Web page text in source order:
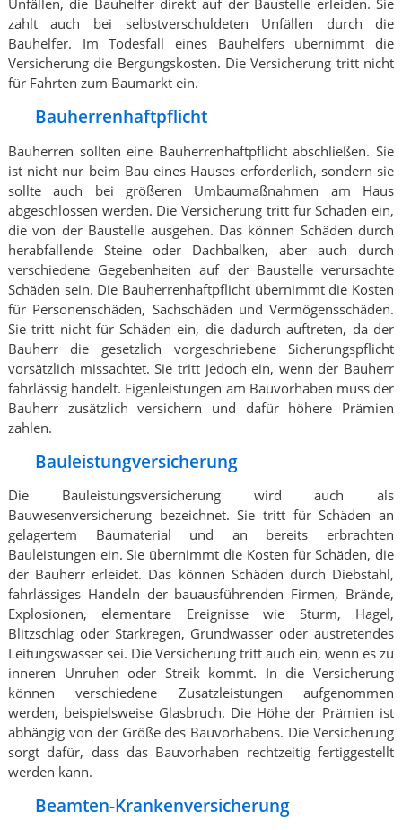
zahlt auch bei selbstverschuldeten Unfällen durch die
Bauhelfer. Im Todesfall eines Bauhelfers übernimmt die
Versicherung die Bergungskosten. Die Versicherung tritt nicht
für Fahrten zum Baumarkt ein.
Bauherrenhaftpflicht
Bauherren sollten eine Bauherrenhaftpflicht abschließen. Sie
ist nicht nur beim Bau eines Hauses erforderlich, sondern sie
sollte auch bei größeren Umbaumaßnahmen am Haus
abgeschlossen werden. Die Versicherung tritt für Schäden ein,
die von der Baustelle ausgehen. Das können Schäden durch
herabfallende Steine oder Dachbalken, aber auch durch
verschiedene Gegebenheiten auf der Baustelle verursachte
Schäden sein. Die Bauherrenhaftpflicht übernimmt die Kosten
für Personenschäden, Sachschäden und Vermögensschäden.
Sie tritt nicht für Schäden ein, die dadurch auftreten, da der
Bauherr die gesetzlich vorgeschriebene Sicherungspflicht
vorsätzlich missachtet. Sie tritt jedoch ein, wenn der Bauherr
fahrlässig handelt. Eigenleistungen am Bauvorhaben muss der
Bauherr zusätzlich versichern und dafür höhere Prämien
zahlen.
Bauleistungversicherung
Die Bauleistungsversicherung wird auch als
Bauwesenversicherung bezeichnet. Sie tritt für Schäden an
gelagertem Baumaterial und an bereits erbrachten
Bauleistungen ein. Sie übernimmt die Kosten für Schäden, die
der Bauherr erleidet. Das können Schäden durch Diebstahl,
fahrlässiges Handeln der bauausführenden Firmen, Brände,
Explosionen, elementare Ereignisse wie Sturm, Hagel,
Blitzschlag oder Starkregen, Grundwasser oder austretendes
Leitungswasser sei. Die Versicherung tritt auch ein, wenn es zu
inneren Unruhen oder Streik kommt. In die Versicherung
können verschiedene Zusatzleistungen aufgenommen
werden, beispielsweise Glasbruch. Die Höhe der Prämien ist
abhängig von der Größe des Bauvorhabens. Die Versicherung
sorgt dafür, dass das Bauvorhaben rechtzeitig fertiggestellt
werden kann.
Beamten-Krankenversicherung